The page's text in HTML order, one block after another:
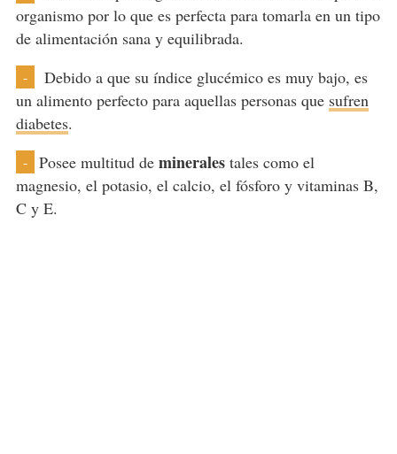
organismo por lo que es perfecta para tomarla en un tipo
de alimentación sana y equilibrada.
-
Debido a que su índice glucémico es muy bajo, es
un alimento perfecto para aquellas personas que sufren
diabetes.
- Posee multitud de mineralestales como el
magnesio, el potasio, el calcio, el fósforo y vitaminas B,
C y E.